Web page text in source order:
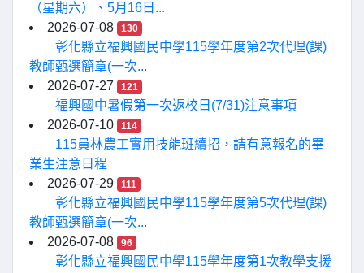
（星期六）、5月16日...
2026-07-08
130
彰化縣立福興國民中學115學年度第2次代理(課)
教師甄選簡章(一次...
2026-07-27
121
福興國中暑假第一次返校日(7/31)注意事項
2026-07-10
114
115員林農工實用技能班續招，請有意報名的畢
業生注意日程
2026-07-29
111
彰化縣立福興國民中學115學年度第5次代理(課)
教師甄選簡章(一次...
2026-07-08
96
彰化縣立福興國民中學115學年度第1次教學支援